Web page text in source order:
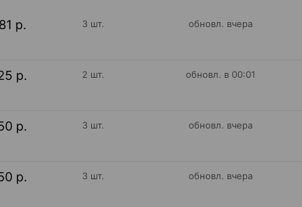
р. 3 шт. обновл. вчера
р. 2 шт. обновл. в 00:01
р. 3 шт. обновл. вчера
р. 3 шт. обновл. вчера